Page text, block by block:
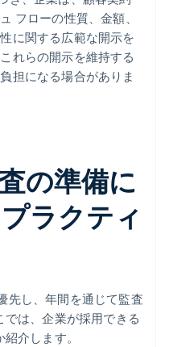
フローの性質、金額、
に関する広範な開示を
れらの開示を維持する
担になる場合がありま
の準備に
ラクティ
先し、年間を通じて監査
は、企業が採用できる
介します。